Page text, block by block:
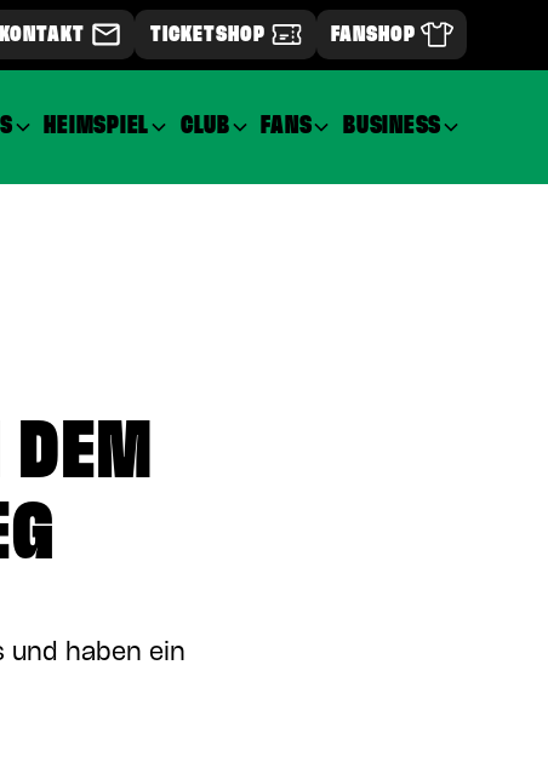
KONTAKT TICKETSHOP FANSHOP
HEIMSPIEL CLUB FANS BUSINESS
und haben ein